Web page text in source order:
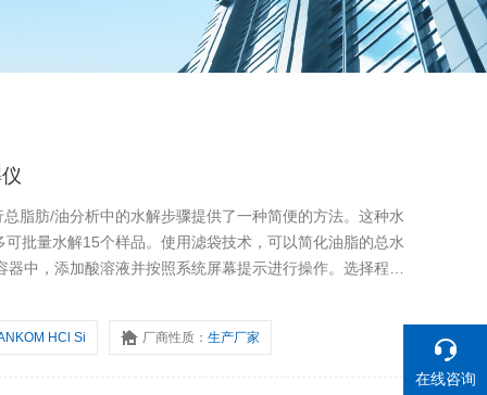
脂肪/油分析中的水解步骤提供了一种简便的方法。这种水
批量水解15个样品。使用滤袋技术，可以简化油脂的总水
中，添加酸溶液并按照系统屏幕提示进行操作。选择程序
HCl Si 厂商性质：生产厂家
在线咨询